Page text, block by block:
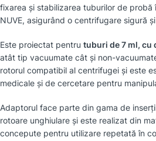
fixarea și stabilizarea tuburilor de probă
NUVE, asigurând o centrifugare sigură
Este proiectat pentru tuburi de 7 ml, cu
atât tip vacuumate cât și non-
rotorul compatibil al centrifugei și este
medicale și de cercetare pentru
Adaptorul face parte din gama de
rotoare unghiulare și este realizat din
concepute pentru utilizare repetată în